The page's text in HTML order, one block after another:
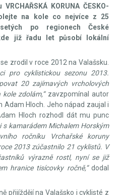
KORUNA ČESKO-
na kole co nejvíce z 25
po regionech České
již řadu let působí lokální
zrodil v roce 2012 na Valašsku.
pro cyklistickou sezonu 2013.
20 zajímavých vrcholových
zdolám,“zavzpomínal autor
Adam Hloch. Jeho nápad zaujal i
Hloch rozhodl dát mu punc
s kamarádem Michalem Horským
ročníku Vrchařské koruny
2013 zúčastnilo 21 cyklistů. V
výrazně rostl, nyní se již
hranice tisícovky ročně,“dodal
přijíždějí na Valašsko i cyklisté z